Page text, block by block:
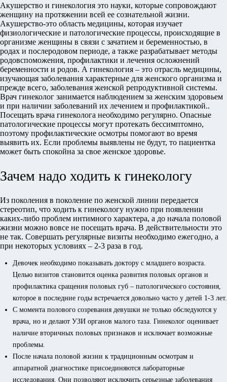
Акушерство и гинекология это науки, которые сопровождают
женщину на протяжении всей ее сознательной жизни.
Акушерство-это область медицины, которая изучает
физиологические и патологические процессы, происходящие в
организме женщины в связи с зачатием и беременностью, в
родах и послеродовом периоде, а также разрабатывает методы
родовспоможения, профилактики и лечения осложнений
беременности и родов. А гинекология – это отрасль медицины,
изучающая заболевания характерные для женского организма и
прежде всего, заболевания женской репродуктивной системы.
Врач гинеколог занимается наблюдением за женским здоровьем
и при наличии заболеваний их лечением и профилактикой..
Посещать врача гинеколога необходимо регулярно. Опасные
патологические процессы могут протекать бессимптомно,
поэтому профилактические осмотры помогают во время
выявить их. Если проблемы выявлены не будут, то пациентка
может быть спокойна за свое женское здоровье.
Зачем надо ходить к гинекологу
Из поколения в поколение по женской линии передается
стереотип, что ходить к гинекологу нужно при появлении
каких-либо проблем интимного характера, а до начала половой
жизни можно вовсе не посещать врача. В действительности это
не так. Совершать регулярные визиты необходимо ежегодно, а
при некоторых условиях – 2-3 раза в год.
Девочек необходимо показывать доктору с младшего возраста.
Целью визитов становится оценка развития половых органов и
профилактика сращения половых губ – патологического состояния,
которое в последние годы встречается довольно часто у детей 1-3 лет.
С момента полового созревания девушки не только обследуются у
врача, но и делают УЗИ органов малого таза. Гинеколог оценивает
наличие вторичных половых признаков и исключает возможные
проблемы.
После начала половой жизни к традиционным осмотрам и
аппаратной диагностике присоединяются лабораторные
исследования. Они позволяют исключить серьезные заболевания